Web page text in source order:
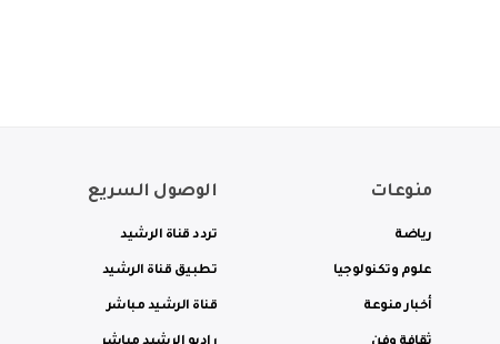
منوعات
رياضة
علوم وتكنولوجيا
أخبار منوعة
الوصول السريع
تردد قناة الرشيد
تطبيق قناة الرشيد
قناة الرشيد مباشر